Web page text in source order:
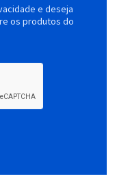
e deseja
os produtos do